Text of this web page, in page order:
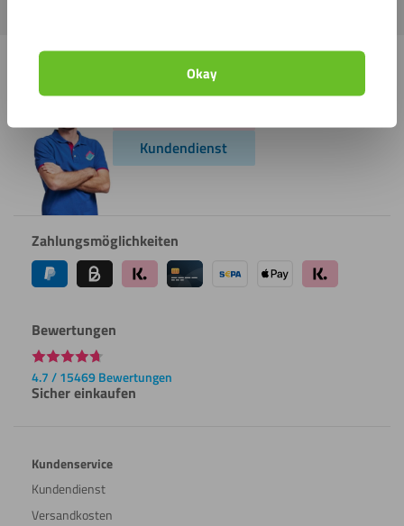
Okay
Kundenservice
Kundendienst
Zahlungsmöglichkeiten
Bewertungen
4.7 / 15469 Bewertungen
Sicher einkaufen
Kundenservice
Kundendienst
Versandkosten